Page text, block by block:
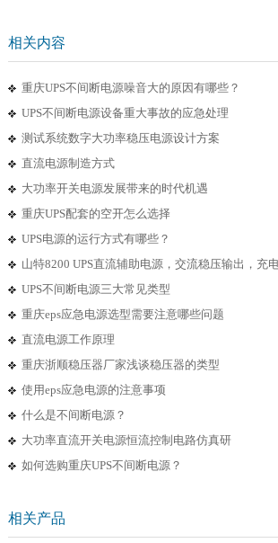
相关内容
重庆UPS不间断电源噪音大的原因有哪些？
UPS不间断电源设备重大事故的应急处理
测试系统数字大功率稳压电源设计方案
直流电源制造方式
大功率开关电源发展带来的时代机遇
重庆UPS配套的空开怎么选择
UPS电源的运行方式有哪些？
山特8200 UPS直流辅助电源，交流稳压输出，充
UPS不间断电源三大常见类型
重庆eps应急电源选型需要注意哪些问题
直流电源工作原理
重庆浙顺稳压器厂家浅谈稳压器的类型
使用eps应急电源的注意事项
什么是不间断电源？
大功率直流开关电源恒流控制电路仿真研
如何选购重庆UPS不间断电源？
相关产品